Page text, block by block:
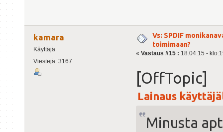
kamara
Käyttäjä
Viestejä: 3167
Vs: SPDIF
toimimaan?
« Vastaus #15 : 18.04.15 -
[OffTopic]
Lainaus
Minusta